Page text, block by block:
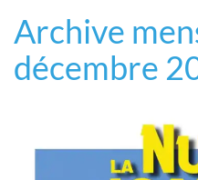
Archive
décembre